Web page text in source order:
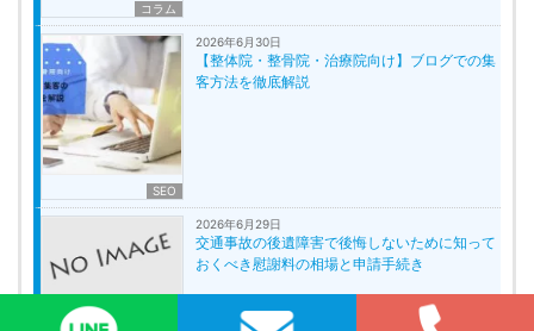
コラム
SEO
2026年6月30日
【整体院・整骨院・治療院向け】ブログでの集
客方法を徹底解説
2026年6月29日
交通事故の後遺障害で後悔しないために知って
おくべき慰謝料の相場と申請手続き